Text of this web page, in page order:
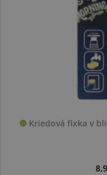
Kriedová fixka v